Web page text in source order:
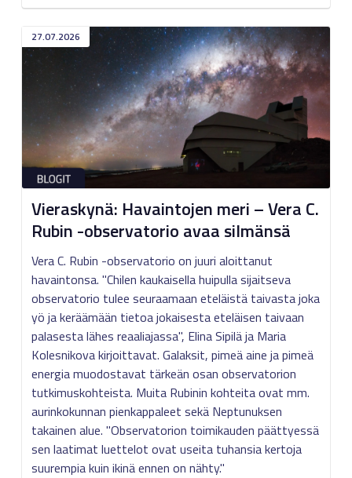
27.07.2026
Vieraskynä: Havaintojen meri – Vera C.
Rubin -observatorio avaa silmänsä
Vera C. Rubin -observatorio on juuri aloittanut
havaintonsa. "Chilen kaukaisella huipulla sijaitseva
observatorio tulee seuraamaan eteläistä taivasta joka
yö ja keräämään tietoa jokaisesta eteläisen taivaan
palasesta lähes reaaliajassa", Elina Sipilä ja Maria
Kolesnikova kirjoittavat. Galaksit, pimeä aine ja pimeä
energia muodostavat tärkeän osan observatorion
tutkimuskohteista. Muita Rubinin kohteita ovat mm.
aurinkokunnan pienkappaleet sekä Neptunuksen
takainen alue. "Observatorion toimikauden päättyessä
sen laatimat luettelot ovat useita tuhansia kertoja
suurempia kuin ikinä ennen on nähty."